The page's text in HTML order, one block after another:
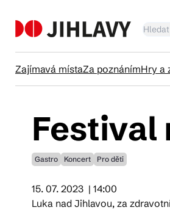
Zajímavá místaZa poznánímHry a
Festival
Gastro Koncert Pro děti
15. 07. 2023 | 14:00
Luka nad Jihlavou, za